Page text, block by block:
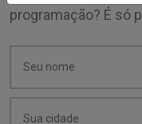
programação? É só